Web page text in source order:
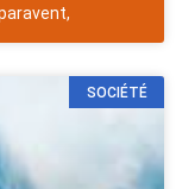
SOCIÉTÉ